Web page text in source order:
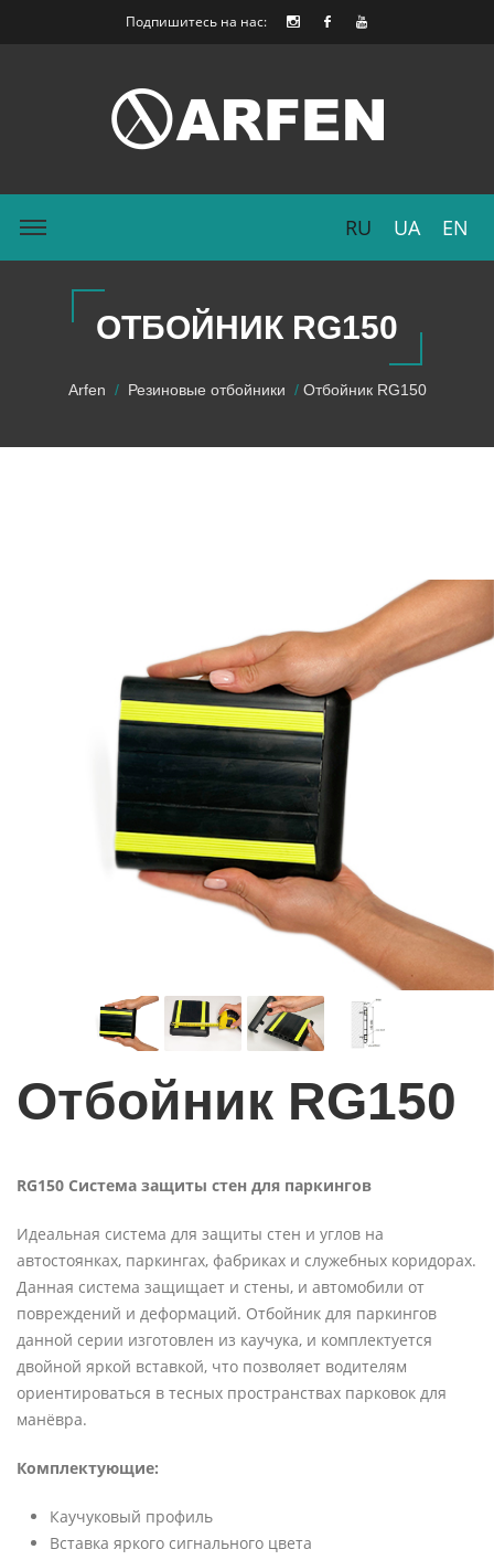
Подпишитесь на нас:
RU UA EN
ОТБОЙНИК RG150
Arfen Резиновые отбойники Отбойник RG150
Отбойник RG150
RG150 Система защиты стен для паркингов
Идеальная система для защиты стен и углов на
автостоянках, паркингах, фабриках и служебных коридорах.
Данная система защищает и стены, и автомобили от
повреждений и деформаций. Отбойник для паркингов
данной серии изготовлен из каучука, и комплектуется
двойной яркой вставкой, что позволяет водителям
ориентироваться в тесных пространствах парковок для
манёвра.
Комплектующие:
Каучуковый профиль
Вставка яркого сигнального цвета